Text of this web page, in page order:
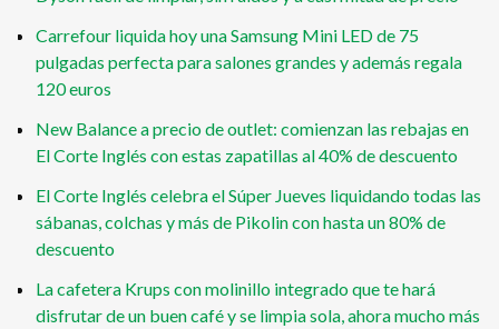
Carrefour liquida hoy una Samsung Mini LED de 75
pulgadas perfecta para salones grandes y además regala
120 euros
New Balance a precio de outlet: comienzan las rebajas en
El Corte Inglés con estas zapatillas al 40% de descuento
El Corte Inglés celebra el Súper Jueves liquidando todas las
sábanas, colchas y más de Pikolin con hasta un 80% de
descuento
La cafetera Krups con molinillo integrado que te hará
disfrutar de un buen café y se limpia sola, ahora mucho más